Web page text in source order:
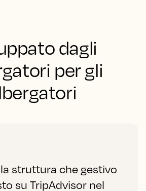
dagli
per gli
struttura che gestivo
su TripAdvisor nel